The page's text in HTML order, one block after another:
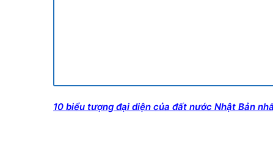
10 biểu tượng đại diện của đất nước Nhật Bản